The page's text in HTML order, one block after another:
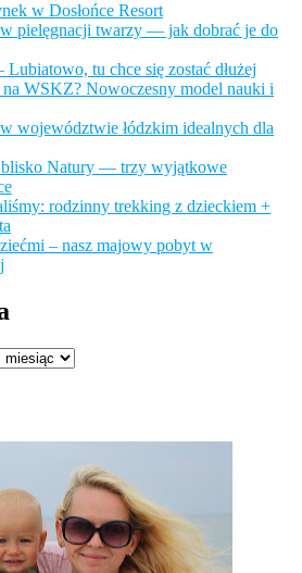
w Dosłońce Resort
pielęgnacji twarzy — jak dobrać je do
tu chce się zostać dłużej
WSKZ? Nowoczesny model nauki i
województwie łódzkim idealnych dla
Natury — trzy wyjątkowe
rodzinny trekking z dzieckiem +
– nasz majowy pobyt w